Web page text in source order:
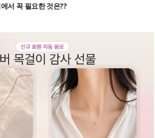
서 꼭 필요한 것은??